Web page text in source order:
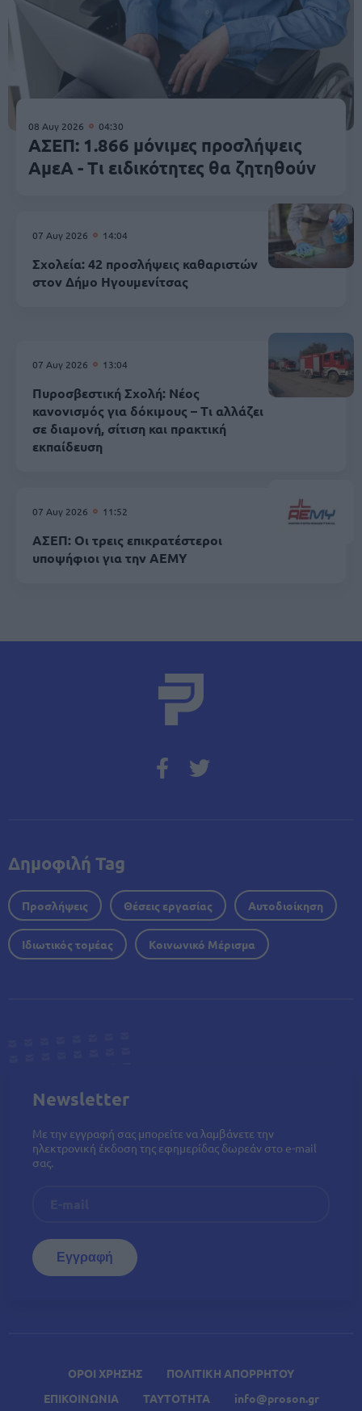
08 Αυγ 2026 04:30
ΑΣΕΠ: 1.866 μόνιμες προσλήψεις
ΑμεΑ - Τι ειδικότητες θα ζητηθούν
07 Αυγ 2026 14:04
Σχολεία: 42 προσλήψεις καθαριστών
στον Δήμο Ηγουμενίτσας
07 Αυγ 2026 13:04
Πυροσβεστική Σχολή: Νέος
κανονισμός για δόκιμους – Τι αλλάζει
σε διαμονή, σίτιση και πρακτική
εκπαίδευση
07 Αυγ 2026 11:52
ΑΣΕΠ: Οι τρεις επικρατέστεροι
υποψήφιοι για την ΑΕΜΥ
ΟΡΟΙ ΧΡΗΣΗΣ
ΠΟΛΙΤΙΚΗ ΑΠΟΡΡΗΤΟΥ
ΕΠΙΚΟΙΝΩΝΙΑ
ΤΑΥΤΟΤΗΤΑ info@proson.gr
Δημοφιλή Tag
Προσλήψεις Θέσεις εργασίας Αυτοδιοίκηση
Ιδιωτικός τομέας Κοινωνικό Μέρισμα
Newsletter
Με την εγγραφή σας μπορείτε να λαμβάνετε την
ηλεκτρονική έκδοση της εφημερίδας δωρεάν στο e-mail
σας.